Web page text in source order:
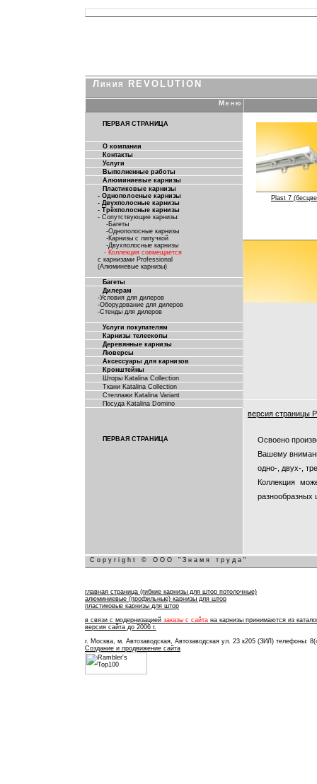
Линия REVOLUTION
Меню
ПЕРВАЯ СТРАНИЦА
О компании
Контакты
Услуги
Выполненные работы
Алюминиевые карнизы
Пластиковые карнизы
- Однополосные карнизы
- Двухполосные карнизы
- Трёхполосные карнизы
- Сопутствующие карнизы:
-Багеты
-Однополосные карнизы
-Карнизы с липучкой
-Двухполосные карнизы
- Коллекция совмещается
с карнизами Professional
(Алюминевые карнизы)
Багеты
Дилерам
-Условия для дилеров
-Оборудование для дилеров
-Стенды для дилеров
Услуги покупателям
Карнизы телескопы
Деревянные карнизы
Люверсы
Аксессуары для карнизов
Кронштейны
Шторы Katalina Collection
Ткани Katalina Collection
Стеллажи Katalina Variant
Посуда Katalina Domino
ПЕРВАЯ СТРАНИЦА
Plast 7
версия страницы
Освоено
Вашему
одно-, двух-,
Коллекция
разнообразных
Copyright © ООО "Знамя труда"
главная страница (гибкие карнизы для штор потолочные)
алюминиевые (профильные) карнизы для штор
пластиковые карнизы для штор
в связи с модернизацией заказы с сайта на карнизы принимаются из
версия сайта до 2006 г.
г. Москва, м. Автозаводская, Автозаводская ул. 23 к205 (ЗИЛ) телефоны:
Создание и продвижение сайта